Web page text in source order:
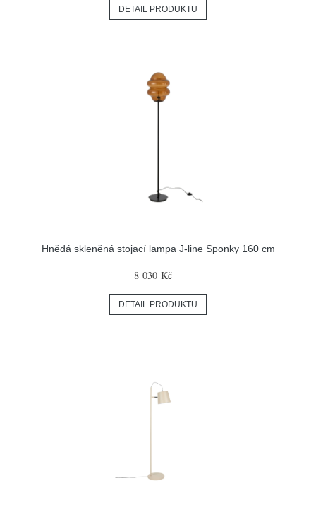
DETAIL PRODUKTU
Hnědá skleněná stojací lampa J-line Sponky 160 cm
8 030 Kč
DETAIL PRODUKTU